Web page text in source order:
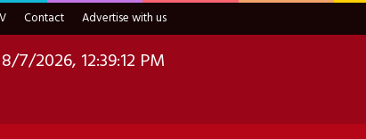
Contact Advertise with us
8/7/2026, 12:39:13 PM